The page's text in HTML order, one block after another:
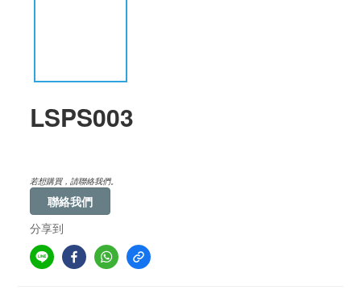
LSPS003
若想購買，請聯絡我們。
聯絡我們
分享到